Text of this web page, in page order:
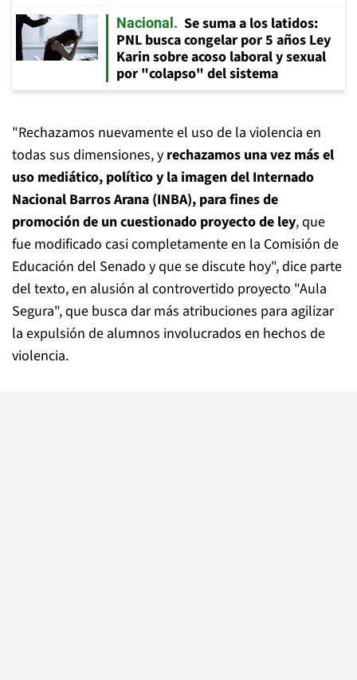
Nacional
Se suma a los latidos:
PNL busca congelar por 5 años Ley
Karin sobre acoso laboral y sexual
por "colapso" del sistema
"Rechazamos nuevamente el uso de la violencia en
todas sus dimensiones, y rechazamos una vez más el
uso mediático, político y la imagen del Internado
Nacional Barros Arana (INBA), para fines de
promoción de un cuestionado proyecto de ley, que
fue modificado casi completamente en la Comisión de
Educación del Senado y que se discute hoy", dice parte
del texto, en alusión al controvertido proyecto "Aula
Segura", que busca dar más atribuciones para agilizar
la expulsión de alumnos involucrados en hechos de
violencia.